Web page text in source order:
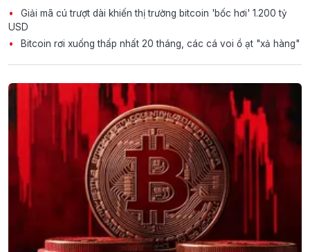
Giải mã cú trượt dài khiến thị trường bitcoin 'bốc hơi' 1.200 tỷ
USD
Bitcoin rơi xuống thấp nhất 20 tháng, các cá voi ồ ạt "xả hàng"